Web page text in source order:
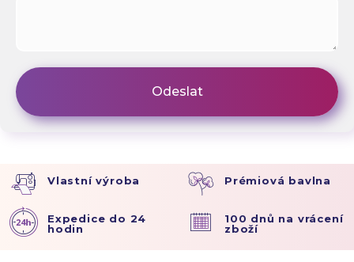
Vlastní výroba Prémiová bavlna
Expedice do 24
hodin
100 dnů na vrácení
zboží